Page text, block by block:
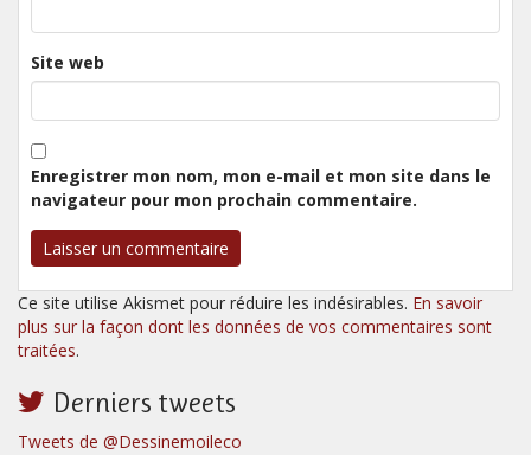
Site web
Enregistrer mon nom, mon e-mail et mon site dans le
navigateur pour mon prochain commentaire.
Ce site utilise Akismet pour réduire les indésirables. En savoir
plus sur la façon dont les données de vos commentaires sont
traitées.
Derniers tweets
Tweets de @Dessinemoileco